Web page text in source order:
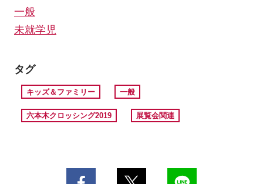
一般
未就学児
タグ
キッズ＆ファミリー 一般
六本木クロッシング2019 展覧会関連